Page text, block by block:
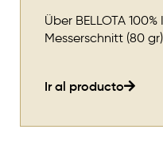
Über BELLOTA 100%
Messerschnitt (80 gr)
Ir al producto